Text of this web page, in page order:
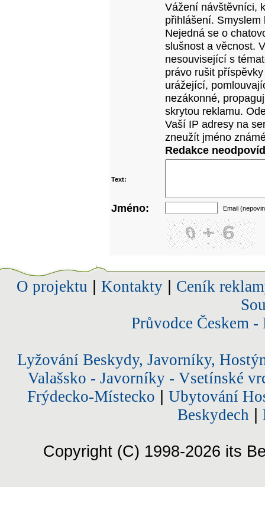
Vážení návštěvníci,
přihlášení.
Nejedná se o
slušnost a věcnost.
nesouvisející s
právo rušit
urážející,
nezákonné,
skrytou reklamu.
Vaší IP adresy na
zneužít jméno
Redakce
Text:
Jméno: Email
O projektu Kontakty| Ceník
Průvodce Českem
Lyžování Beskydy, Javorníky,
Valašsko - Javorníky - Vsetínské
Frýdecko-Místecko
Ubytování
Beskydech
Copyright (C) 1998-2026 its